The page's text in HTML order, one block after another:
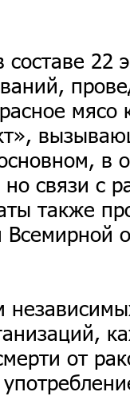
22
мясо
в
но связи с
также
Всемирной
от